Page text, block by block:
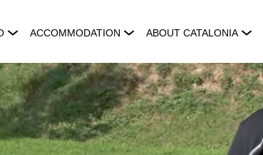
ACCOMMODATION ABOUT CATALONIA